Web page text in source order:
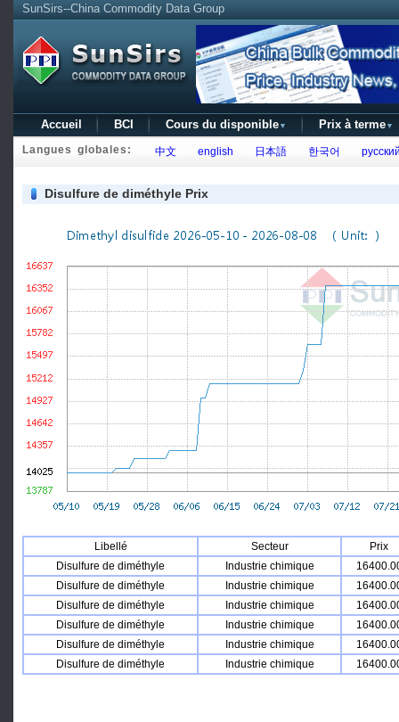
SunSirs--China Commodity Data Group
Accueil BCI Cours du disponible ▼ Prix à terme ▼
Langues globales: 中文 english 日本語 한국어
Disulfure de diméthyle Prix
Libellé Secteur
Prix
Disulfure de diméthyle
Industrie chimique
Disulfure de diméthyle
Industrie chimique
Disulfure de diméthyle
Industrie chimique
Disulfure de diméthyle
Industrie chimique
Disulfure de diméthyle
Industrie chimique
Disulfure de diméthyle
Industrie chimique